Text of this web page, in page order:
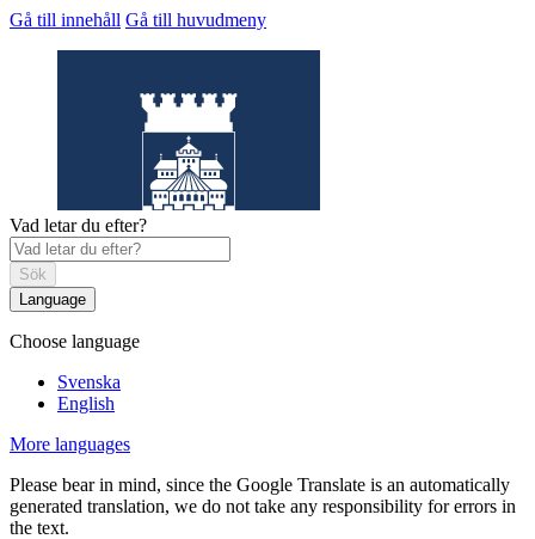
Gå till innehåll Gå till huvudmeny
Helsingborgs museum
Vad letar du efter?
Sök
Language
Choose language
Svenska
English
More languages
Please bear in mind, since the Google Translate is an automatically
generated translation, we do not take any responsibility for errors in
the text.